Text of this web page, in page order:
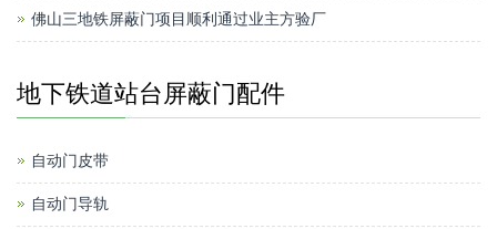
佛山三地铁屏蔽门项目顺利通过业主方验厂
地下铁道站台屏蔽门配件
自动门皮带
自动门导轨